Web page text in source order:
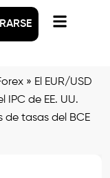
» El EUR/USD
de EE. UU.
de tasas del BCE